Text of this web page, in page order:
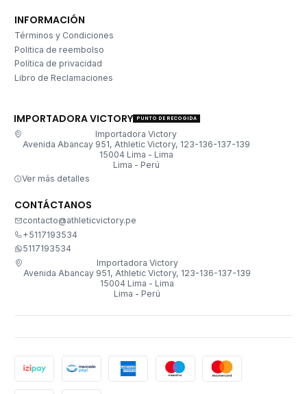
INFORMACIÓN
Términos y Condiciones
Politica de reembolso
Política de privacidad
Libro de Reclamaciones
IMPORTADORA VICTORY PUNTO DE RECOGIDA
Importadora Victory
Avenida Abancay 951, Athletic Victory, 123-136-137-139
15004 Lima - Lima
Lima - Perú
Ver más detalles
CONTÁCTANOS
contacto@athleticvictory.pe
+5117193534
5117193534
Importadora Victory
Avenida Abancay 951, Athletic Victory, 123-136-137-139
15004 Lima - Lima
Lima - Perú